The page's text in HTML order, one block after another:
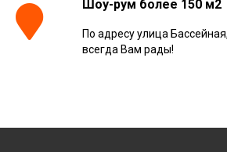
Шоу-рум более 150 м2
По адресу улица
всегда Вам рады!